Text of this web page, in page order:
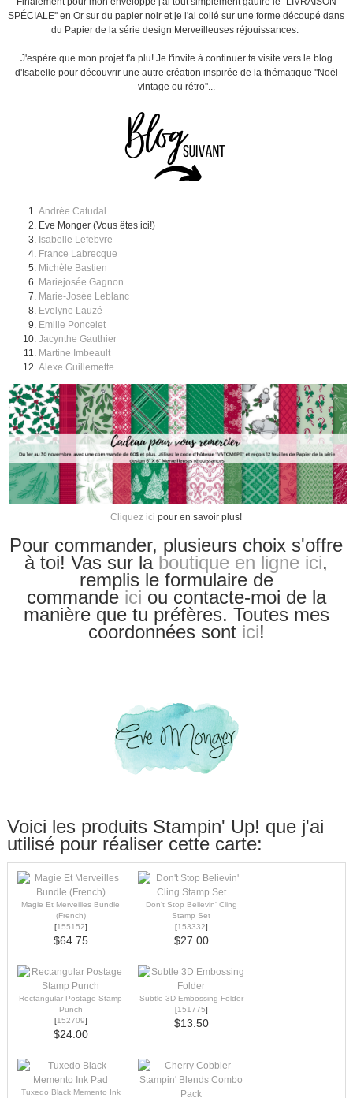
SPÉCIALE'' en Or sur du papier noir et je l'ai collé sur une forme découpé dans
du Papier de la série design Merveilleuses réjouissances.
J'espère que mon projet t'a plu! Je t'invite à continuer ta visite vers le blog
d'Isabelle pour découvrir une autre création inspirée de la thématique ''Noël
vintage ou rétro''...
Andrée Catudal
Eve Monger (Vous êtes ici!)
Isabelle Lefebvre
France Labrecque
Michèle Bastien
Mariejosée Gagnon
Marie-Josée Leblanc
Evelyne Lauzé
Emilie Poncelet
Jacynthe Gauthier
Martine Imbeault
Alexe Guillemette
Cliquez ici pour en savoir plus!
Pour commander, plusieurs choix s'offre
à toi! Vas sur la boutique en ligne ici,
remplis le formulaire de
commandeici ou contacte-moi de la
manière que tu préfères. Toutes mes
coordonnées sont ici!
Voici les produits Stampin' Up! que j'ai
utilisé pour réaliser cette carte:
Magie Et Merveilles Bundle
(French)
[155152]
$64.75
Don't Stop Believin' Cling
Stamp Set
[153332]
$27.00
Rectangular Postage Stamp
Punch
[152709]
$24.00
Subtle 3D Embossing Folder
[151775]
$13.50
Tuxedo Black Memento Ink